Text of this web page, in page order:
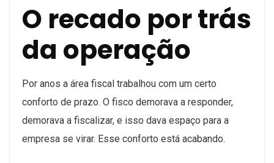
O recado por trás
da operação
Por anos a área fiscal trabalhou com um certo
conforto de prazo. O fisco demorava a responder,
demorava a fiscalizar, e isso dava espaço para a
empresa se virar. Esse conforto está acabando.